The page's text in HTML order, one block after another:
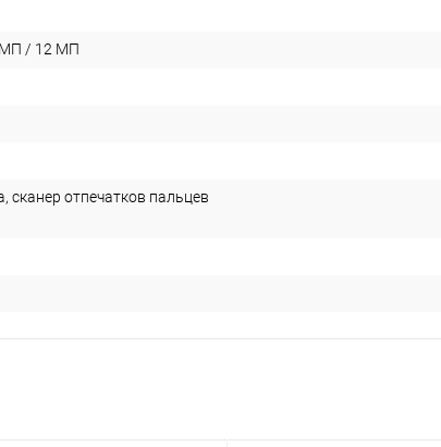
/ 12 MП
сканер отпечатков пальцев